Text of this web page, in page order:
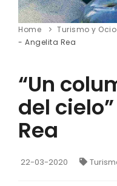
Home Turismo y Ocio
- Angelita Rea
“Un
del
Rea
22-03-2020